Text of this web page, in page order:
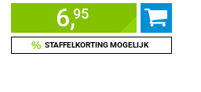
6,95
% STAFFELKORTING MOGELIJK